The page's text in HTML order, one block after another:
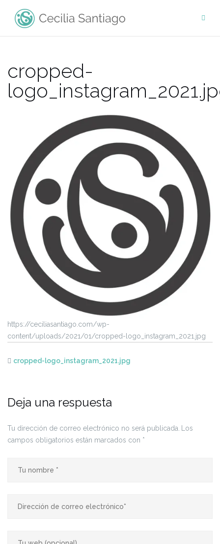
contenido
cropped-
https://ceciliasantiago.com/wp-
content/uploads/2021/01/cropped-logo_instagram_2021.jpg
cropped-logo_instagram_2021.jpg
Deja una respuesta
Tu dirección de correo electrónico no será publicada.
Los
campos obligatorios están marcados con *